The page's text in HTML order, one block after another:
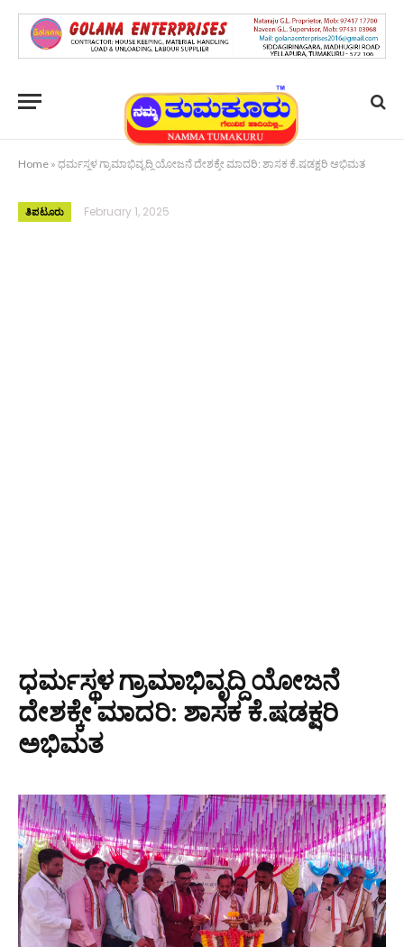
Home » ಧರ್ಮಸ್ಥಳ ಗ್ರಾಮಾಭಿವೃದ್ದಿ ಯೋಜನೆ ದೇಶಕ್ಕೇ ಮಾದರಿ: ಶಾಸಕ ಕೆ.ಷಡಕ್ಷರಿ ಅಭಿಮತ
ತಿಪಟೂರು February 1, 2025
ಧರ್ಮಸ್ಥಳ ಗ್ರಾಮಾಭಿವೃದ್ದಿ ಯೋಜನೆ
ದೇಶಕ್ಕೇ ಮಾದರಿ: ಶಾಸಕ ಕೆ.ಷಡಕ್ಷರಿ
ಅಭಿಮತ